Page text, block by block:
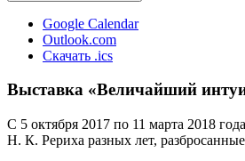
Google Calendar
Outlook.com
Скачать .ics
Выставка «Величайший
С 5 октября 2017 по 11 марта 2018
Н. К. Рериха разных лет,